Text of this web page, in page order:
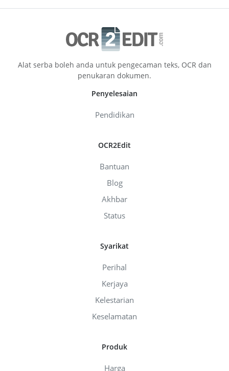
Alat serba boleh anda untuk pengecaman teks, OCR dan
penukaran dokumen.
Penyelesaian
Pendidikan
OCR2Edit
Bantuan
Blog
Akhbar
Status
Syarikat
Perihal
Kerjaya
Kelestarian
Keselamatan
Produk
Harga